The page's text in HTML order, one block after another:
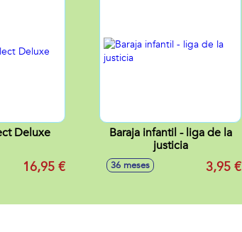
Deluxe
16,95 €
Baraja infantil - liga de la
justicia
36 meses 3,95 €